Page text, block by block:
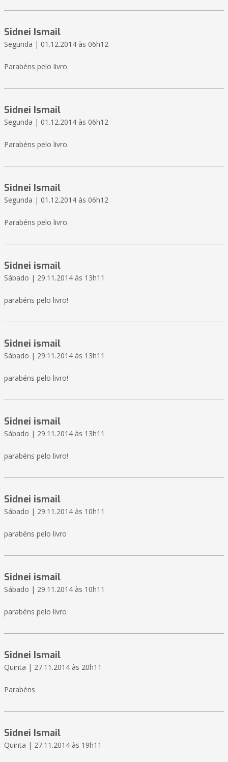
Sidnei Ismail
Segunda | 01.12.2014 às 06h12
Parabéns pelo livro.
Sidnei Ismail
Segunda | 01.12.2014 às 06h12
Parabéns pelo livro.
Sidnei Ismail
Segunda | 01.12.2014 às 06h12
Parabéns pelo livro.
Sidnei ismail
Sábado | 29.11.2014 às 13h11
parabéns pelo livro!
Sidnei ismail
Sábado | 29.11.2014 às 13h11
parabéns pelo livro!
Sidnei ismail
Sábado | 29.11.2014 às 13h11
parabéns pelo livro!
Sidnei ismail
Sábado | 29.11.2014 às 10h11
parabéns pelo livro
Sidnei ismail
Sábado | 29.11.2014 às 10h11
parabéns pelo livro
Sidnei Ismail
Quinta | 27.11.2014 às 20h11
Parabéns
Sidnei Ismail
Quinta | 27.11.2014 às 19h11